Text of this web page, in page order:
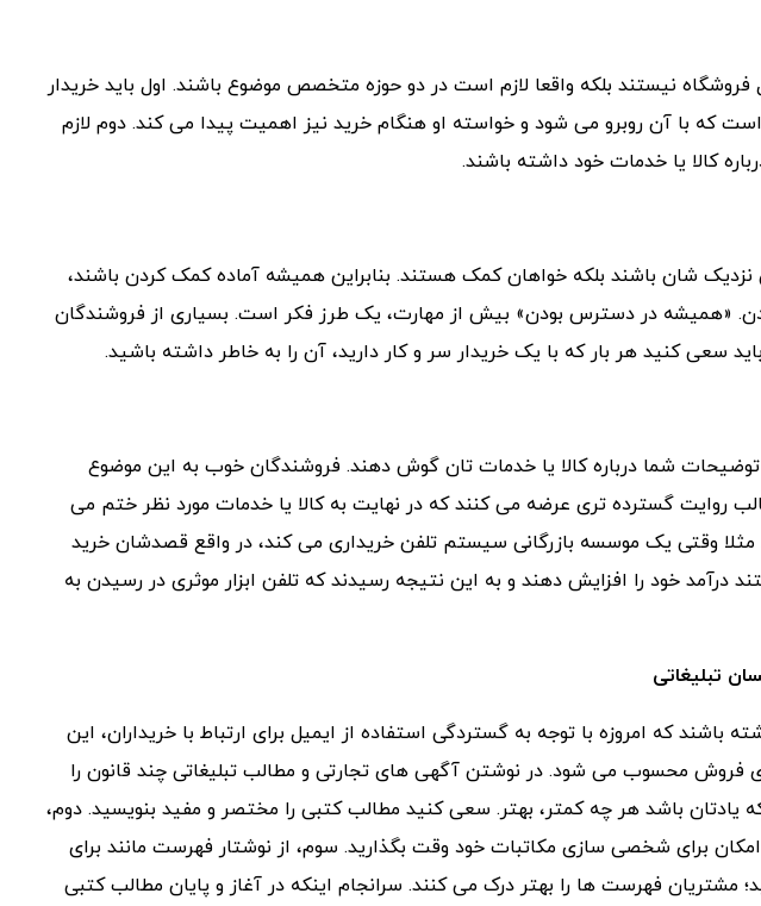
نیستند بلکه واقعا لازم است در دو حوزه متخصص موضوع باشند. اول باید خریدار
است که با آن روبرو می شود و خواسته او هنگام خرید نیز اهمیت پیدا می کند. دوم لازم
کالا یا خدمات خود داشته باشند.
نزدیک شان باشند بلکه خواهان کمک هستند. بنابراین همیشه آماده کمک کردن باشند،
«همیشه در دسترس بودن» بیش از مهارت، یک طرز فکر است. بسیاری از فروشندگان
سعی کنید هر بار که با یک خریدار سر و کار دارید، آن را به خاطر داشته باشید.
شما درباره کالا یا خدمات تان گوش دهند. فروشندگان خوب به این موضوع
روایت گسترده تری عرضه می کنند که در نهایت به کالا یا خدمات مورد نظر ختم می
وقتی یک موسسه بازرگانی سیستم تلفن خریداری می کند، در واقع قصدشان خرید
درآمد خود را افزایش دهند و به این نتیجه رسیدند که تلفن ابزار موثری در رسیدن به
باشند که امروزه با توجه به گستردگی استفاده از ایمیل برای ارتباط با خریداران، این
فروش محسوب می شود. در نوشتن آگهی های تجارتی و مطالب تبلیغاتی چند قانون را
یادتان باشد هر چه کمتر، بهتر. سعی کنید مطالب کتبی را مختصر و مفید بنویسید. دوم،
برای شخصی سازی مکاتبات خود وقت بگذارید. سوم، از نوشتار فهرست مانند برای
مشتریان فهرست ها را بهتر درک می کنند. سرانجام اینکه در آغاز و پایان مطالب کتبی